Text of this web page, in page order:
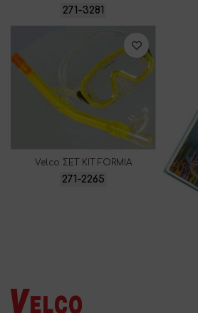
271-3281
Velco ΣΕΤ KIT FORMIA
271-2265